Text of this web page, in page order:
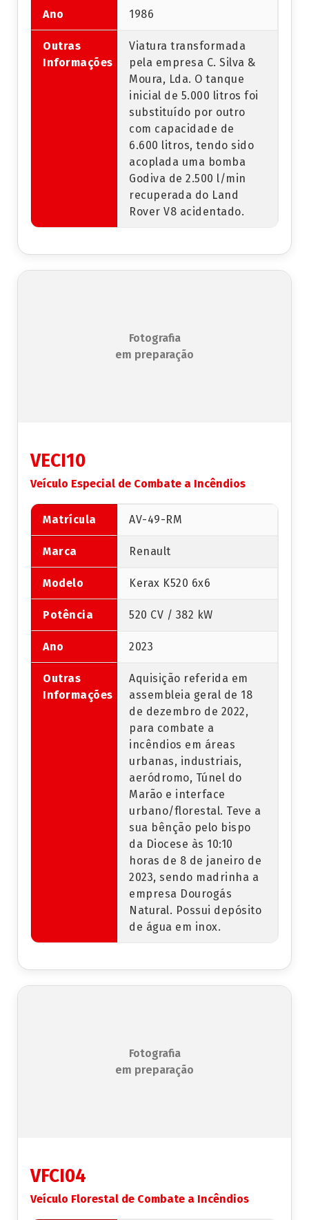
Ano 1986
Outras
Informações
Viatura transformada
pela empresa C. Silva &
Moura, Lda. O tanque
inicial de 5.000 litros foi
substituído por outro
com capacidade de
6.600 litros, tendo sido
acoplada uma bomba
Godiva de 2.500 l/min
recuperada do Land
Rover V8 acidentado.
Fotografia
em preparação
VECI10
Veículo Especial de Combate a Incêndios
Matrícula AV-49-RM
Marca Renault
Modelo Kerax K520 6x6
Potência 520 CV / 382 kW
Ano 2023
Outras
Informações
Aquisição referida em
assembleia geral de 18
de dezembro de 2022,
para combate a
incêndios em áreas
urbanas, industriais,
aeródromo, Túnel do
Marão e interface
urbano/florestal. Teve a
sua bênção pelo bispo
da Diocese às 10:10
horas de 8 de janeiro de
2023, sendo madrinha a
empresa Dourogás
Natural. Possui depósito
de água em inox.
Fotografia
em preparação
VFCI04
Veículo Florestal de Combate a Incêndios